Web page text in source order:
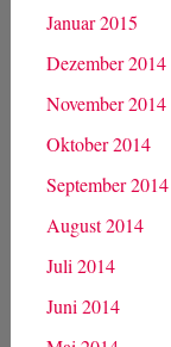
Januar 2015
Dezember 2014
November 2014
Oktober 2014
September 2014
August 2014
Juli 2014
Juni 2014